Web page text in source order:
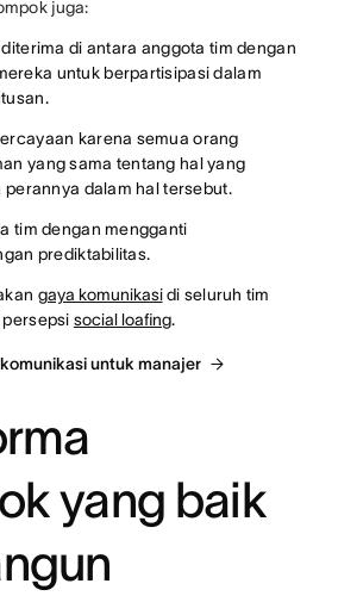
juga:
di antara anggota tim dengan
untuk berpartisipasi dalam
karena semua orang
yang sama tentang hal yang
perannya dalam hal tersebut.
tim dengan mengganti
prediktabilitas.
gaya komunikasidi seluruh tim
social loafing.
untuk manajer
yang baik